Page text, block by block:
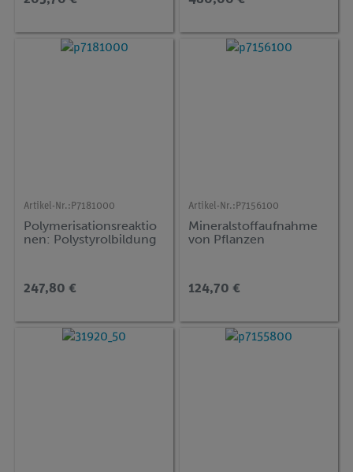
Artikel-Nr.: P7181000
Polymerisationsreaktio
nen: Polystyrolbildung
247,80 €
Artikel-Nr.: P7156100
Mineralstoffaufnahme
von Pflanzen
124,70 €